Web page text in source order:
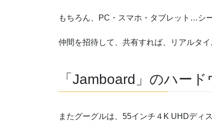
もちろん、PC・スマホ・タブレット…シ
仲間を招待して、共有すれば、リアルタ
「Jamboard」のハー
またグーグルは、55インチ４K UHDディ